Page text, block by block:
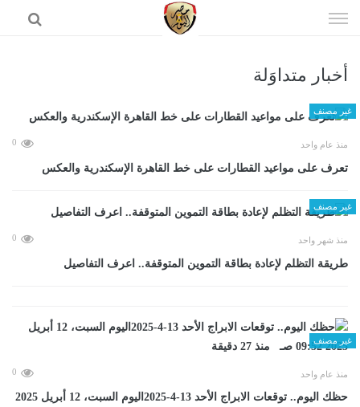
الى
أخبار متداوَلة
غير مصنف
منذ عام واحد 0
تعرف على مواعيد القطارات على خط القاهرة الإسكندرية والعكس
غير مصنف
منذ شهر واحد 0
طريقة التظلم لإعادة بطاقة التموين المتوقفة.. اعرف التفاصيل
غير مصنف
منذ عام واحد 0
حظك اليوم.. توقعات الابراج الأحد 13-4-2025اليوم السبت، 12 أبريل 2025